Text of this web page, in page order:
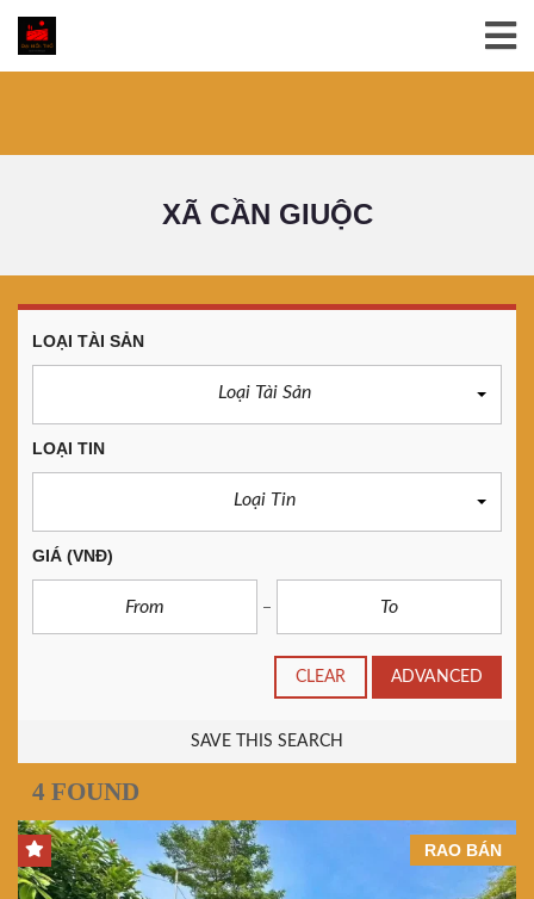
XÃ CẦN GIUỘC
LOẠI TÀI SẢN
Loại Tài Sản
LOẠI TIN
Loại Tin
GIÁ (VNĐ)
CLEAR ADVANCED
SAVE THIS SEARCH
4 FOUND
RAO BÁN